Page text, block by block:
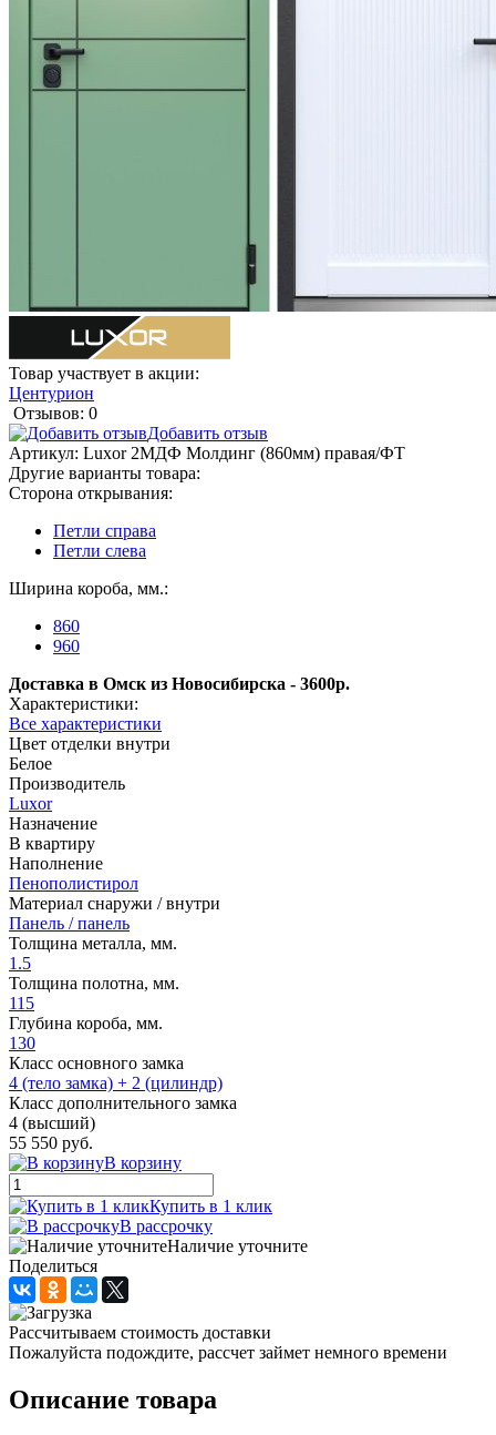
Товар участвует в акции:
Центурион
Отзывов: 0
Добавить отзыв
Артикул: Luxor 2МДФ Молдинг (860мм) правая/ФТ
Другие варианты товара:
Сторона открывания:
Петли справа
Петли слева
Ширина короба, мм.:
860
960
Доставка в Омск из Новосибирска - 3600р.
Характеристики:
Все характеристики
Цвет отделки внутри
Белое
Производитель
Luxor
Назначение
В квартиру
Наполнение
Пенополистирол
Материал снаружи / внутри
Панель / панель
Толщина металла, мм.
1.5
Толщина полотна, мм.
115
Глубина короба, мм.
130
Класс основного замка
4 (тело замка) + 2 (цилиндр)
Класс дополнительного замка
4 (высший)
55 550 руб.
В корзину
Купить в 1 клик
В рассрочку
Наличие уточните
Поделиться
Рассчитываем стоимость доставки
Пожалуйста подождите, рассчет займет немного времени
Описание товара